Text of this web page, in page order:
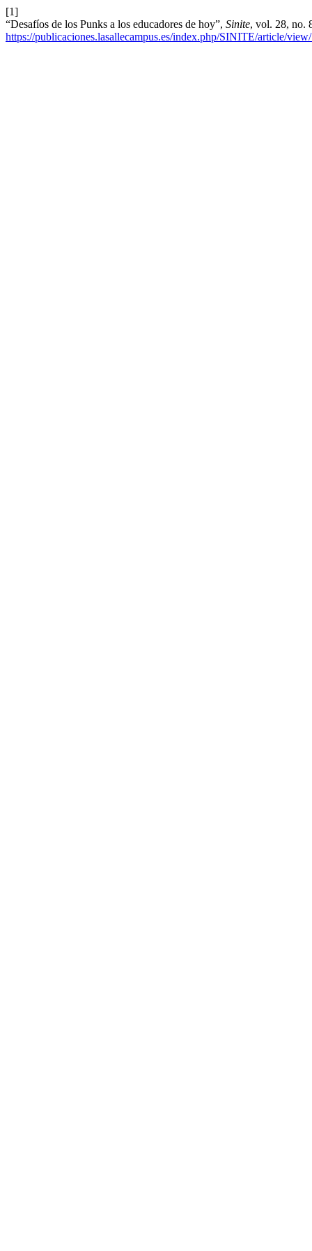
[1]
“Desafíos de los Punks a los educadores de hoy”, Sinite, vol. 28, no.
https://publicaciones.lasallecampus.es/index.php/SINITE/article/